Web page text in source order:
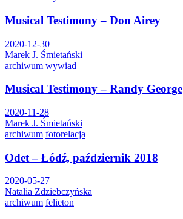
Musical Testimony – Don Airey
2020-12-30
Marek J. Śmietański
archiwum wywiad
Musical Testimony – Randy George
2020-11-28
Marek J. Śmietański
archiwum fotorelacja
Odet – Łódź, październik 2018
2020-05-27
Natalia Zdziebczyńska
archiwum felieton